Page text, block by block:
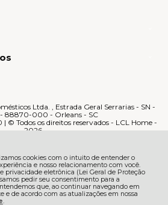
cookies com o intuito de entender o
e nosso relacionamento com você.
privacidade eletrônica (Lei Geral de Proteção
pedir seu consentimento para a
que, ao continuar navegando em
e de acordo com as atualizações em nossa
.
Ltda. , Estrada Geral Serrarias - SN -
- 88870-000 - Orleans - SC
© Todos os direitos reservados - LCL Home -
2026